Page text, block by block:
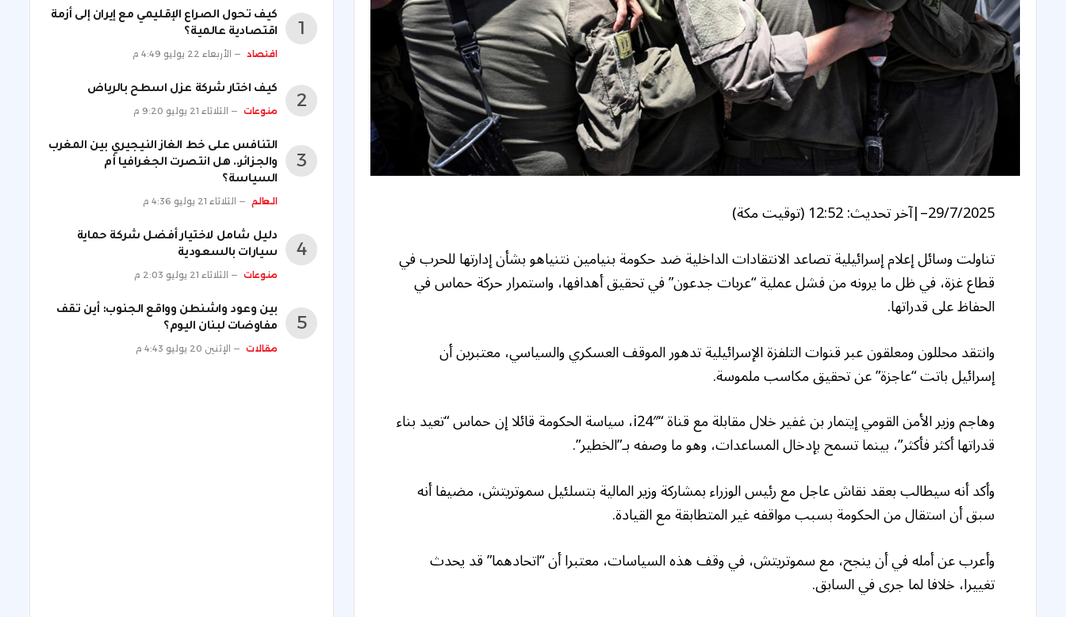
29/7/2025
–
|آخر تحديث:12:52 (توقيت مكة)
تناولت وسائل إعلام إسرائيلية تصاعد الانتقادات الداخلية ضد حكومة بنيامين نتنياهو بشأن إدارتها للحرب في
قطاع غزة، في ظل ما يرونه من فشل عملية “عربات جدعون” في تحقيق أهدافها، واستمرار حركة حماس في
الحفاظ على قدراتها.
وانتقد محللون ومعلقون عبر قنوات التلفزة الإسرائيلية تدهور الموقف العسكري والسياسي، معتبرين أن
إسرائيل باتت “عاجزة” عن تحقيق مكاسب ملموسة.
وهاجم وزير الأمن القومي إيتمار بن غفير خلال مقابلة مع قناة “i24″، سياسة الحكومة قائلا إن حماس “تعيد بناء
قدراتها أكثر فأكثر”، بينما تسمح بإدخال المساعدات، وهو ما وصفه بـ”الخطير”.
وأكد أنه سيطالب بعقد نقاش عاجل مع رئيس الوزراء بمشاركة وزير المالية بتسلئيل سموتريتش، مضيفا أنه
سبق أن استقال من الحكومة بسبب مواقفه غير المتطابقة مع القيادة.
وأعرب عن أمله في أن ينجح، مع سموتريتش، في وقف هذه السياسات، معتبرا أن “اتحادهما” قد يحدث
تغييرا، خلافا لما جرى في السابق.
كيف تحول الصراع الإقليمي مع إيران إلى أزمة
اقتصادية عالمية؟
اقتصاد الأربعاء 22 يوليو 4:49 م
كيف اختار شركة عزل اسطح بالرياض
منوعات الثلاثاء 21 يوليو 9:20 م
التنافس على خط الغاز النيجيري بين المغرب
والجزائر.. هل انتصرت الجغرافيا أم
السياسة؟
العالم الثلاثاء 21 يوليو 4:36 م
دليل شامل لاختيار أفضل شركة حماية
سيارات بالسعودية
منوعات الثلاثاء 21 يوليو 2:03 م
بين وعود واشنطن وواقع الجنوب: أين تقف
مفاوضات لبنان اليوم؟
مقالات الإثنين 20 يوليو 4:43 م